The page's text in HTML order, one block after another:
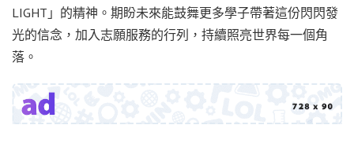
LIGHT」的精神。期盼未來能鼓舞更多學子帶著這份閃閃發
光的信念，加入志願服務的行列，持續照亮世界每一個角
落。